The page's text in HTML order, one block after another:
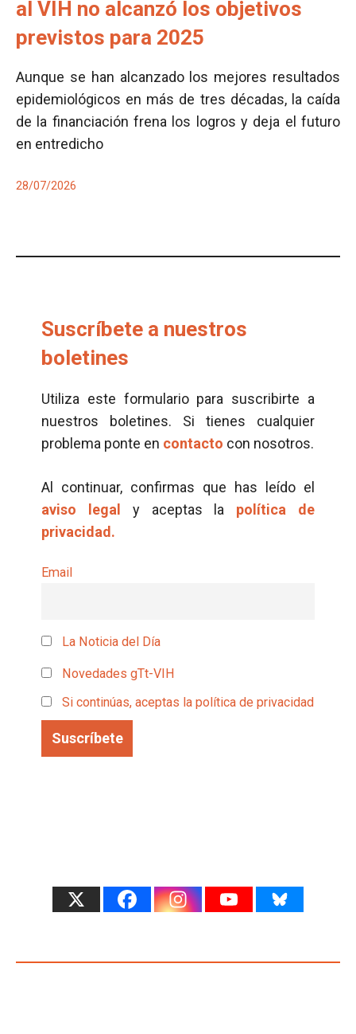
al VIH no alcanzó los objetivos
previstos para 2025
Aunque se han alcanzado los mejores resultados
epidemiológicos en más de tres décadas, la caída
de la financiación frena los logros y deja el futuro
en entredicho
28/07/2026
Suscríbete a nuestros
boletines
Utiliza este formulario para suscribirte a
nuestros boletines. Si tienes cualquier
problema ponte en contacto con nosotros.
Al continuar, confirmas que has leído el
aviso legal
y aceptas la política de
privacidad.
Email
La Noticia del Día
Novedades gTt-VIH
Si continúas, aceptas la política de privacidad